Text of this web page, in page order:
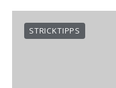
STRICKTIPPS